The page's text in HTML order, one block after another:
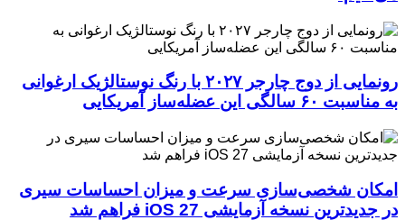
رونمایی از دوج چارجر ۲۰۲۷ با رنگ نوستالژیک ارغوانی
به مناسبت ۶۰ سالگی این عضله‌ساز آمریکایی
امکان شخصی‌سازی سرعت و میزان احساسات سیری
در جدیدترین نسخه آزمایشی iOS 27 فراهم شد